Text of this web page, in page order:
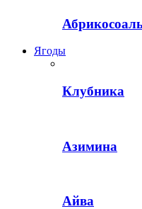
Ягоды
Клубника
Азимина
Айва